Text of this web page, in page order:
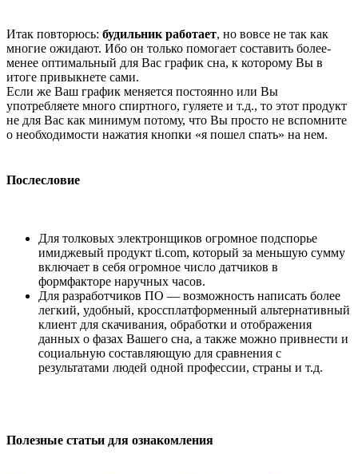
Итак повторюсь: будильник работает, но вовсе не так как
многие ожидают. Ибо он только помогает составить более-
менее оптимальный для Вас график сна, к которому Вы в
итоге привыкнете сами.
Если же Ваш график меняется постоянно или Вы
употребляете много спиртного, гуляете и т.д., то этот продукт
не для Вас как минимум потому, что Вы просто не вспомните
о необходимости нажатия кнопки «я пошел спать» на нем.
Послесловие
Для толковых электронщиков огромное подспорье
имиджевый продукт ti.com, который за меньшую сумму
включает в себя огромное число датчиков в
формфакторе наручных часов.
Для разработчиков ПО — возможность написать более
легкий, удобный, кроссплатформенный альтернативный
клиент для скачивания, обработки и отображения
данных о фазах Вашего сна, а также можно привнести и
социальную составляющую для сравнения с
результатами людей одной профессии, страны и т.д.
Полезные статьи для ознакомления